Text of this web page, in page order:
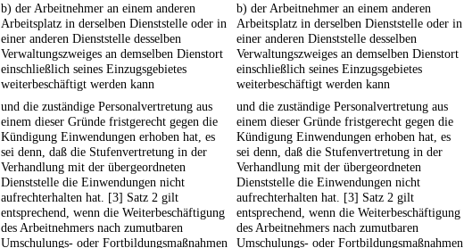
b) der Arbeitnehmer an einem anderen
Arbeitsplatz in derselben Dienststelle oder in
einer anderen Dienststelle desselben
Verwaltungszweiges an demselben Dienstort
einschließlich seines Einzugsgebietes
weiterbeschäftigt werden kann
b) der Arbeitnehmer an einem anderen
Arbeitsplatz in derselben Dienststelle oder in
einer anderen Dienststelle desselben
Verwaltungszweiges an demselben Dienstort
einschließlich seines Einzugsgebietes
weiterbeschäftigt werden kann
und die zuständige Personalvertretung aus
einem dieser Gründe fristgerecht gegen die
Kündigung Einwendungen erhoben hat, es
sei denn, daß die Stufenvertretung in der
Verhandlung mit der übergeordneten
Dienststelle die Einwendungen nicht
aufrechterhalten hat. [3] Satz 2 gilt
entsprechend, wenn die Weiterbeschäftigung
des Arbeitnehmers nach zumutbaren
Umschulungs- oder Fortbildungsmaßnahmen
und die zuständige Personalvertretung aus
einem dieser Gründe fristgerecht gegen die
Kündigung Einwendungen erhoben hat, es
sei denn, daß die Stufenvertretung in der
Verhandlung mit der übergeordneten
Dienststelle die Einwendungen nicht
aufrechterhalten hat. [3] Satz 2 gilt
entsprechend, wenn die Weiterbeschäftigung
des Arbeitnehmers nach zumutbaren
Umschulungs- oder Fortbildungsmaßnahmen